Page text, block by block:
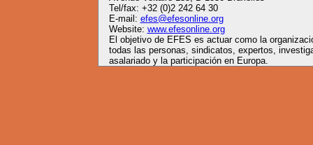
Tel/fax: +32 (0)2 242 64 30
E-mail: efes@efesonline.org
Website: www.efesonline.org
El objetivo de EFES es actuar como la
todas las personas, sindicatos, expertos,
asalariado y la participación en Europa.